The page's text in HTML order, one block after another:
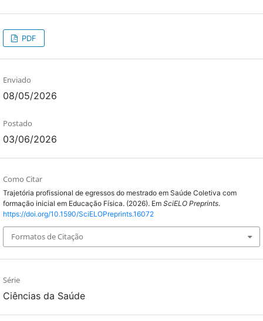
PDF
Enviado
08/05/2026
Postado
03/06/2026
Como Citar
Trajetória profissional de egressos do mestrado em Saúde Coletiva com
formação inicial em Educação Física. (2026). Em SciELO Preprints.
https://doi.org/10.1590/SciELOPreprints.16072
Formatos de Citação
Série
Ciências da Saúde